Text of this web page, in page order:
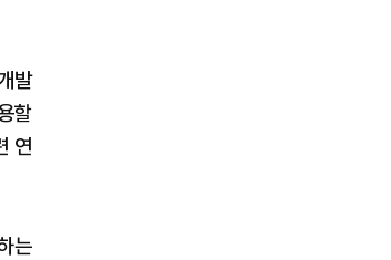
발
할
연
는